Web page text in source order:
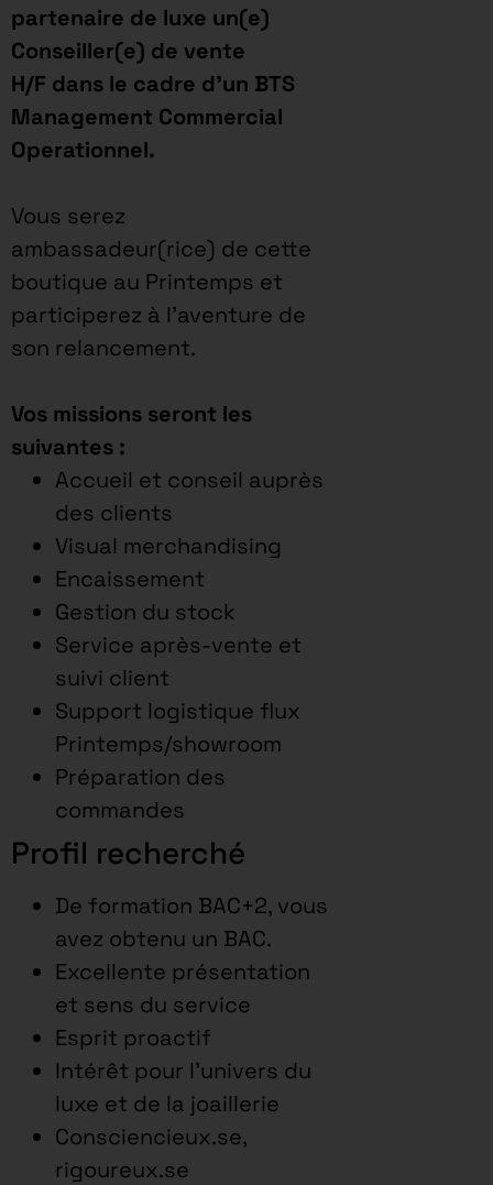
partenaire de luxe un(e)
Conseiller(e) de vente
H/F dans le cadre d’un BTS
Management Commercial
Operationnel.
Vous serez
ambassadeur(rice) de cette
boutique au Printemps et
participerez à l’aventure de
son relancement.
Vos missions seront les
suivantes :
Accueil et conseil auprès
des clients
Visual merchandising
Encaissement
Gestion du stock
Service après-vente et
suivi client
Support logistique flux
Printemps/showroom
Préparation des
commandes
Profil recherché
De formation BAC+2, vous
avez obtenu un BAC.
Excellente présentation
et sens du service
Esprit proactif
Intérêt pour l’univers du
luxe et de la joaillerie
Consciencieux.se,
rigoureux.se